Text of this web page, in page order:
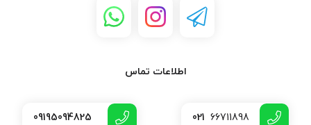
اطلاعات تماس
021 66711898
09195094825